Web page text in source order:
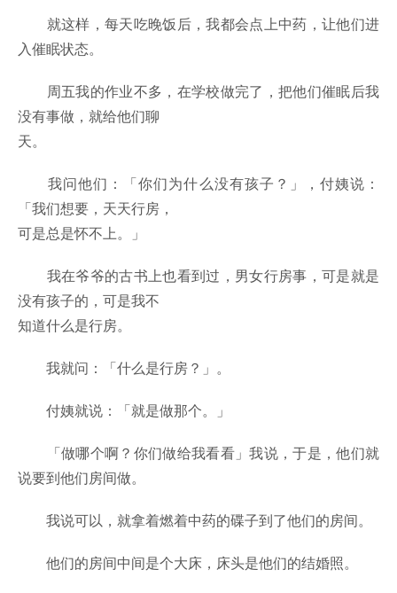
就这样，每天吃晚饭后，我都会点上中药，让他们进
入催眠状态。
周五我的作业不多，在学校做完了，把他们催眠后我
没有事做，就给他们聊
天。
我问他们：「你们为什么没有孩子？」，付姨说：
「我们想要，天天行房，
可是总是怀不上。」
我在爷爷的古书上也看到过，男女行房事，可是就是
没有孩子的，可是我不
知道什么是行房。
我就问：「什么是行房？」。
付姨就说：「就是做那个。」
「做哪个啊？你们做给我看看」我说，于是，他们就
说要到他们房间做。
我说可以，就拿着燃着中药的碟子到了他们的房间。
他们的房间中间是个大床，床头是他们的结婚照。